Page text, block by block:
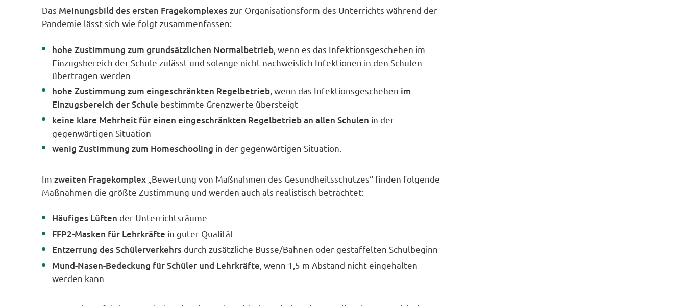
Das Meinungsbild des ersten Fragekomplexes zur Organisationsform des Unterrichts während der
Pandemie lässt sich wie folgt zusammenfassen:
hohe Zustimmung zum grundsätzlichen Normalbetrieb , wenn es das Infektionsgeschehen im
Einzugsbereich der Schule zulässt und solange nicht nachweislich Infektionen in den Schulen
übertragen werden
hohe Zustimmung zum eingeschränkten Regelbetrieb , wenn das Infektionsgeschehen im
Einzugsbereich der Schule bestimmte Grenzwerte übersteigt
keine klare Mehrheit für einen eingeschränkten Regelbetrieb an allen Schulen in der
gegenwärtigen Situation
wenig Zustimmung zum Homeschooling in der gegenwärtigen Situation.
Im zweiten Fragekomplex „Bewertung von Maßnahmen des Gesundheitsschutzes“ finden folgende
Maßnahmen die größte Zustimmung und werden auch als realistisch betrachtet:
Häufiges Lüften der Unterrichtsräume
FFP2-Masken für Lehrkräfte in guter Qualität
Entzerrung des Schülerverkehrs durch zusätzliche Busse/Bahnen oder gestaffelten Schulbeginn
Mund-Nasen-Bedeckung für Schüler und Lehrkräfte, wenn 1,5 m Abstand nicht eingehalten
werden kann